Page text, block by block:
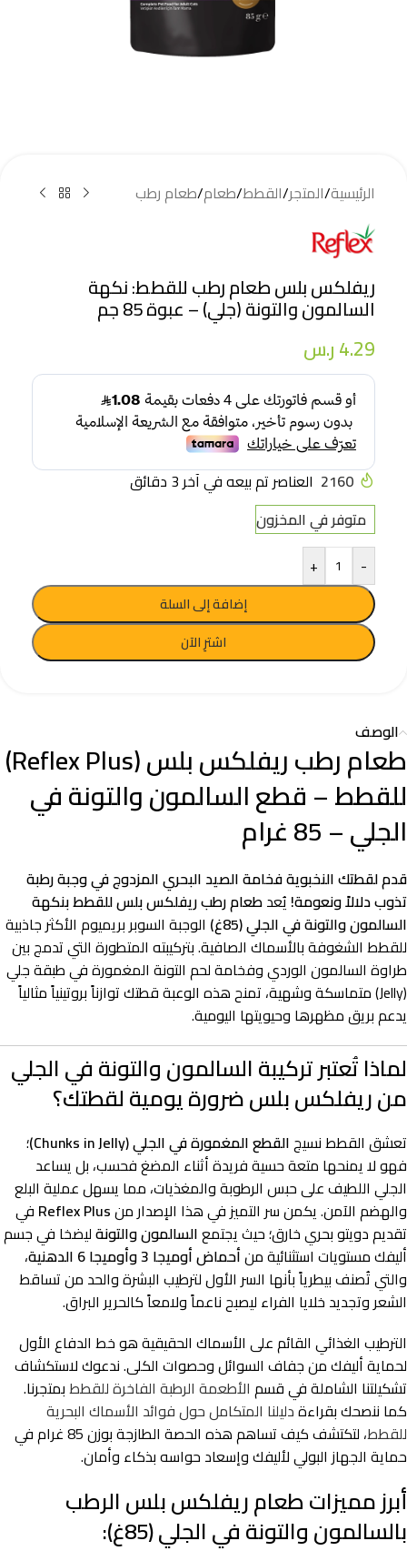
الرئيسية/المتجر/القطط/طعام/طعام رطب
ريفلكس بلس طعام رطب للقطط: نكهة
السالمون والتونة (جلي) – عبوة 85 جم
4.29ر.س
2160 العناصر تم بيعه في آخر 3 دقائق
متوفر في المخزون
-
+
إضافة إلى السلة
اشترِ الآن
الوصف
طعام رطب ريفلكس بلس (Reflex Plus)
للقطط – قطع السالمون والتونة في
الجلي – 85 غرام
قدم لقطتك النخبوية فخامة الصيد البحري المزدوج في وجبة رطبة
تذوب دلالاً ونعومة! يُعدطعام رطب ريفلكس بلس للقطط بنكهة
السالمون والتونة في الجلي (85غ)
الوجبة السوبر بريميوم الأكثر جاذبية
للقطط الشغوفة بالأسماك الصافية. بتركيبته المتطورة التي تدمج بين
طراوة السالمون الوردي وفخامة لحم التونة المغمورة في طبقة جلي
(Jelly) متماسكة وشهية، تمنح هذه الوعبة قطتك توازناً بروتينياً مثالياً
يدعم بريق مظهرها وحيويتها اليومية.
لماذا تُعتبر تركيبة السالمون والتونة في الجلي
من ريفلكس بلس ضرورة يومية لقطتك؟
تعشق القطط نسيجالقطع المغمورة في الجلي (Chunks in Jelly)
؛
فهو لا يمنحها متعة حسية فريدة أثناء المضغ فحسب، بل يساعد
الجلي اللطيف على حبس الرطوبة والمغذيات، مما يسهل عملية البلع
والهضم الآمن. يكمن سر التميز في هذا الإصدار منReflex Plus في
تقديم دويتو بحري خارق؛ حيث يجتمعالسالمون والتونةليضخا في جسم
أليفك مستويات استثنائية منأحماض أوميجا 3 وأوميجا 6 الدهنية
،
والتي تُصنف بيطرياً بأنها السر الأول لترطيب البشرة والحد من تساقط
الشعر وتجديد خلايا الفراء ليصبح ناعماً ولامعاً كالحرير البراق.
الترطيب الغذائي القائم على الأسماك الحقيقية هو خط الدفاع الأول
لحماية أليفك من جفاف السوائل وحصوات الكلى. ندعوك لاستكشاف
تشكيلتنا الشاملة في قسم الأطعمة الرطبة الفاخرة للقططبمتجرنا.
كما ننصحك بقراءةدليلنا المتكامل حول فوائد الأسماك البحرية
للقطط
، لتكتشف كيف تساهم هذه الحصة الطازجة بوزن 85 غرام في
حماية الجهاز البولي لأليفك وإسعاد حواسه بذكاء وأمان.
أبرز مميزات طعام ريفلكس بلس الرطب
بالسالمون والتونة في الجلي (85غ):